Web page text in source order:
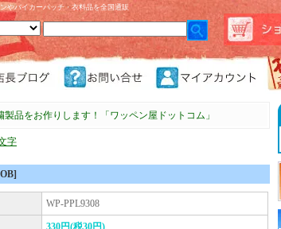
やバイカーパッチ・衣料品を全国通販
品をお作りします！「ワッペン屋ドットコム」
字
WP-PPL9308
330円(税30円)